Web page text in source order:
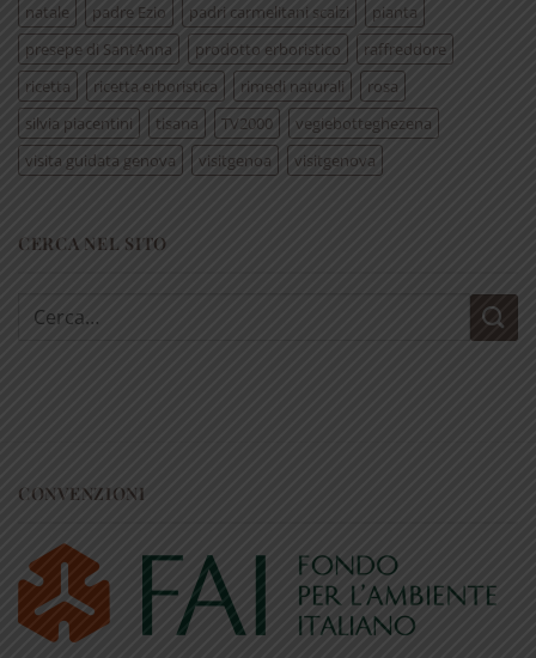
natale
padre Ezio padri carmelitani scalzi
pianta
presepe di SantAnna
prodotto erboristico
raffreddore
ricetta
ricetta erboristica rimedi naturali
rosa
silvia piacentini
tisana TV2000
vegiebotteghezena
visita guidata genova
visitgenoa visitgenova
CERCA NEL SITO
Cerca:
CONVENZIONI